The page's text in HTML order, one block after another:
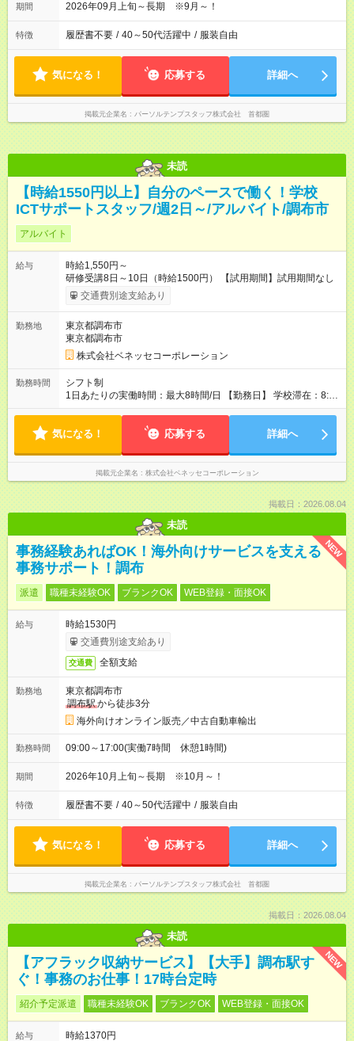
期間 2026年09月上旬～長期 ※9月～！
特徴 履歴書不要 / 40～50代活躍中 / 服装自由
気になる！ 応募する 詳細へ
掲載元企業名 パーソルテンプスタッフ株式会社 首都圏
未読
【時給1550円以上】自分のペースで働く！学校
ICTサポートスタッフ/週2日～/アルバイト/調布市
アルバイト
給与
時給1,550円～
研修受講8日～10日（時給1500円） 【試用期間】試用期間なし
交通費別途支給あり
勤務地
東京都調布市
東京都調布市
株式会社ベネッセコーポレーション
勤務時間
シフト制
1日あたりの実働時間：最大8時間/日 【勤務日】 学校滞在：8:30
～17:30の間の実働7時間(うち休憩１時間) ＋ 在宅での事務作業1
成等1時間) ※勤務時間が8:30～の場合、朝8時半から学校で就業
OK！
気になる！ 応募する 詳細へ
掲載元企業名 株式会社ベネッセコーポレーション
掲載日：2026.08.04
未読
NEW
事務経験あればOK！海外向けサービスを支える
事務サポート！調布
派遣 職種未経験OK ブランクOK WEB登録・面接OK
給与
時給1530円
交通費別途支給あり
交通費 全額支給
勤務地
東京都調布市
調布駅から徒歩3分
海外向けオンライン販売／中古自動車輸出
勤務時間 09:00～17:00(実働7時間 休憩1時間)
期間 2026年10月上旬～長期 ※10月～！
特徴 履歴書不要 / 40～50代活躍中 / 服装自由
気になる！ 応募する 詳細へ
掲載元企業名 パーソルテンプスタッフ株式会社 首都圏
掲載日：2026.08.04
未読
NEW
【アフラック収納サービス】【大手】調布駅す
ぐ！事務のお仕事！17時台定時
紹介予定派遣 職種未経験OK ブランクOK WEB登録・面接OK
給与 時給1370円